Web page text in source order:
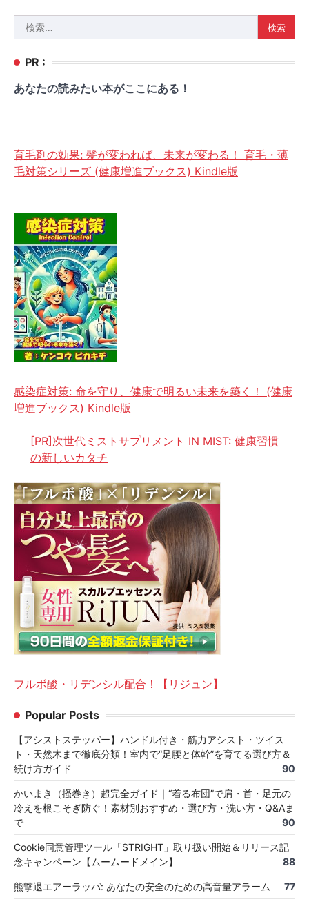
索:
PR :
あなたの読みたい本がここにある！
育毛剤の効果: 髪が変われば、未来が変わる！ 育毛・薄
毛対策シリーズ (健康増進ブックス) Kindle版
感染症対策: 命を守り、健康で明るい未来を築く！ (健康
増進ブックス) Kindle版
[PR]次世代ミストサプリメント IN MIST: 健康習慣
の新しいカタチ
フルボ酸・リデンシル配合！【リジュン】
Popular Posts
【アシストステッパー】ハンドル付き・筋力アシスト・ツイス
ト・天然木まで徹底分類！室内で“足腰と体幹”を育てる選び方＆
続け方ガイド
90
かいまき（掻巻き）超完全ガイド｜“着る布団”で肩・首・足元の
冷えを根こそぎ防ぐ！素材別おすすめ・選び方・洗い方・Q&Aま
で
90
Cookie同意管理ツール「STRIGHT」取り扱い開始＆リリース記
念キャンペーン【ムームードメイン】
88
熊撃退エアーラッパ: あなたの安全のための高音量アラーム 77